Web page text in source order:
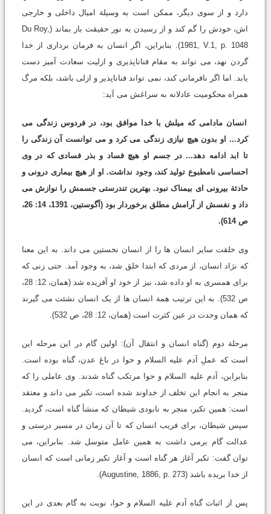
دارد و از سوی دیگر، ممکن است به وسیلة امیال داخلی و خارجی
اش، خودش را گم کند و از رسیدن به نور حقیقت باز بماند (Du Roy,
1981, V.1, p. 1048). بنابراین، اگر انسان به فرمان برداری از خدا
گردن نهد، می تواند به مقام فناناپذیری و ازلیت سعادت آمیز دست
یابد. اما اگر نافرمانی کند، نمی تواند فناناپذیر و ازلی باشد، بلکه مرگ
همراه محکومیت عادلانه به سراغش می آید:
انسان مادامی که میلش با خدا موافق بود، در فردوس زندگی می
کرد... او بدون هیچ نیازی زندگی می کرد و می توانست آن زندگی را
تا ابد ادامه دهد... در جسم او هیچ فساد و بذر فسادی که در وی
احساسی نامطبوع تولید کند، وجود نداشت. او از هیچ بیماری درونی و
حادثة بیرونی ای بیمناک نبود. بهترین تندرستی جسمش را نوازش می
داد و نفسش از آرامش مطلق برخوردار بود (آگوستین، 1391، 14: 26،
ص 614).
وی خلقت سایر انسان ها را از انسان نخستین می داند. به این معنا
که نژاد انسان، از مردی که ابتدا خلق شد، به وجود آمد. حتی زنی که
برای همسری به او داده شد، نیز از خود او آفریده شد (همان، 12: 28،
ص 532). به این ترتیب همة انسان ها از یک انسان نشئت می گیرند
که همان وحدت در عین کثرت است (همان، 12: 28، ص 532).
مرحلة دوم (گناه انسان و انتقال آن): اولین گام در این مرحله این
است که عملِ آدم علیه السلام و حوا در باغ عدن، گناه بوده است.
بنابراین، آدم علیه السلام و حوا مرتکب گناه شدند. وی عاملی را که
منجر به انجام این تخلف از خداوند شده است، تکبر می داند و معتقد
است: همین تکبر، منجر به نابودی شیطان که منشأ گناه است، گردید.
سپس شیطان، برای فریب انسان که تا آن زمان در مسیر درستی و
عدالت گام برمی داشت به همین عامل متوسل شد. بنابراین، می
توان گفت: تکبر آغاز هر گناه است و آغاز تکبر زمانی است که انسان
از خدا بریده باشد (Augustine, 1886, p. 273).
پس از اثبات گناه آدم علیه السلام و حوا، نوبت به گام بعدی در این